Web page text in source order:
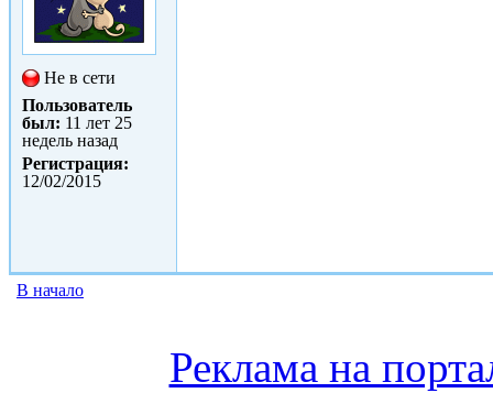
Не в сети
Пользователь
был: 11 лет 25
недель назад
Регистрация:
12/02/2015
В начало
Реклама на